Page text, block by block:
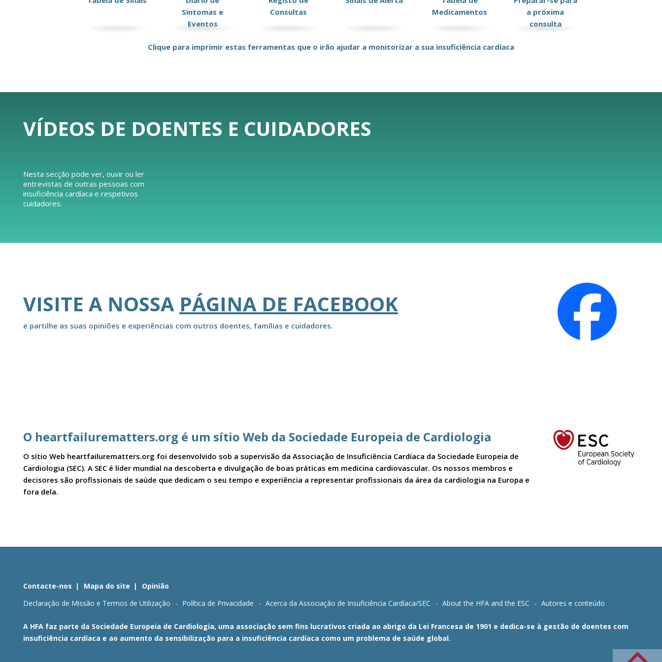
Sintomas e
Eventos
Consultas
Medicamentos
a próxima
consulta
Clique para imprimir estas ferramentas que o irão ajudar a monitorizar a sua insuficiência cardíaca
VÍDEOS DE DOENTES E CUIDADORES
Nesta secção pode ver, ouvir ou ler
entrevistas de outras pessoas com
insuficiência cardíaca e respetivos
cuidadores.
VISITE A NOSSA PÁGINA DE FACEBOOK
e partilhe as suas opiniões e experiências com outros doentes, famílias e cuidadores.
O heartfailurematters.org é um sítio Web da Sociedade Europeia de Cardiologia
O sítio Web heartfailurematters.org foi desenvolvido sob a supervisão da Associação de Insuficiência Cardíaca da Sociedade Europeia de
Cardiologia (SEC). A SEC é líder mundial na descoberta e divulgação de boas práticas em medicina cardiovascular. Os nossos membros e
decisores são profissionais de saúde que dedicam o seu tempo e experiência a representar profissionais da área da cardiologia na Europa e
fora dela.
Contacte-nos Mapa do site
Opinião
Declaração de Missão e Termos de Utilização
Política de Privacidade Acerca da Associação de Insuficiência Cardíaca/SEC About the HFA and the ESC Autores e conteúdo
A HFA faz parte da Sociedade Europeia de Cardiologia, uma associação sem fins lucrativos criada ao abrigo da Lei Francesa de 1901 e dedica-se à gestão de doentes com
insuficiência cardíaca e ao aumento da sensibilização para a insuficiência cardíaca como um problema de saúde global.